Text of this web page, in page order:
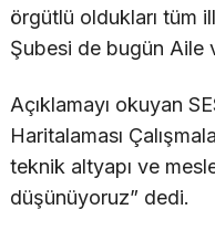
örgütlü oldukları tüm
Şubesi de bugün Aile
Açıklamayı okuyan
Haritalaması
teknik altyapı ve
düşünüyoruz” dedi.